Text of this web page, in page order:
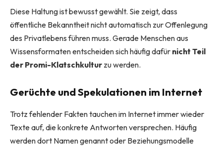
Diese Haltung ist bewusst gewählt. Sie zeigt, dass
öffentliche Bekanntheit nicht automatisch zur Offenlegung
des Privatlebens führen muss. Gerade Menschen aus
Wissensformaten entscheiden sich häufig dafür nicht Teil
der Promi-Klatschkultur zu werden.
Gerüchte und Spekulationen im Internet
Trotz fehlender Fakten tauchen im Internet immer wieder
Texte auf, die konkrete Antworten versprechen. Häufig
werden dort Namen genannt oder Beziehungsmodelle